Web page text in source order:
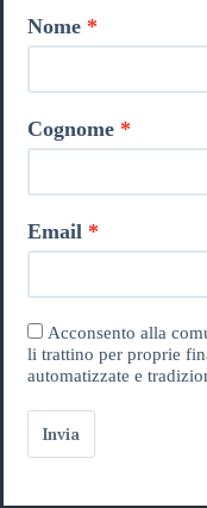
Nome
Cognome
Email
Acconsento alla
li trattino per proprie
automatizzate e
Invia